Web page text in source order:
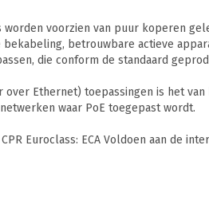
worden voorzien van puur koperen
betrouwbare actieve
die conform de standaard
over Ethernet) toepassingen is het
waar PoE toegepast wordt.
Euroclass: ECA Voldoen aan de